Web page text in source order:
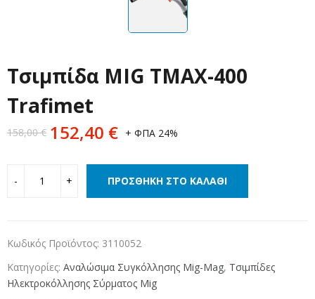
Τσιμπίδα MIG TMAX-400
Trafimet
158,00€ 152,40 € + ΦΠΑ 24%
ΠΡΟΣΘΉΚΗ ΣΤΟ ΚΑΛΆΘΙ
Κωδικός Προϊόντος: 3110052
Κατηγορίες: Αναλώσιμα Συγκόλλησης Mig-Mag, Τσιμπίδες
Ηλεκτροκόλλησης Σύρματος Mig